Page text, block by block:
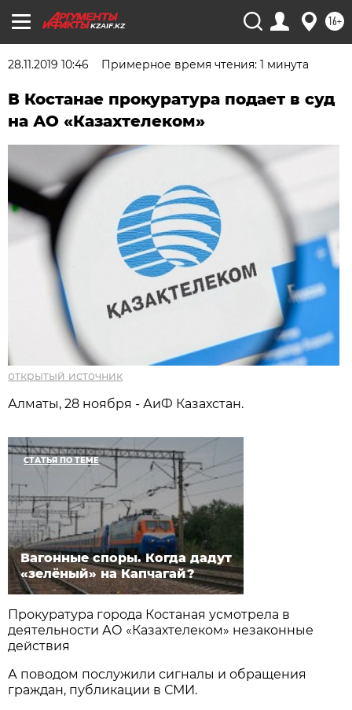
KZAIF.KZ 16+
28.11.2019 10:46 Примерное время чтения: 1 минута
В Костанае прокуратура подает в суд
на АО «Казахтелеком»
открытый источник
Алматы, 28 ноября - АиФ Казахстан.
СТАТЬЯ ПО ТЕМЕ
Вагонные споры. Когда дадут
«зелёный» на Капчагай?
Прокуратура города Костаная усмотрела в
деятельности АО «Казахтелеком» незаконные
действия
А поводом послужили сигналы и обращения
граждан, публикации в СМИ.